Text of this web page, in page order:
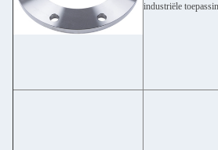
industriële